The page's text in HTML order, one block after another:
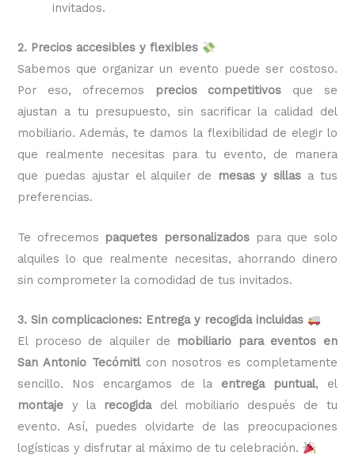
invitados.
2. Precios accesibles y flexibles
Sabemos que organizar un evento puede ser costoso.
Por eso, ofrecemos
precios competitivos que se
ajustan a tu presupuesto, sin sacrificar la calidad del
mobiliario. Además, te damos la flexibilidad de elegir lo
que realmente necesitas para tu evento, de manera
que puedas ajustar el alquiler de
mesas y sillas a tus
preferencias.
Te ofrecemos paquetes personalizados para que solo
alquiles lo que realmente necesitas, ahorrando dinero
sin comprometer la comodidad de tus invitados.
3. Sin complicaciones: Entrega y recogida incluidas
El proceso de alquiler de mobiliario para eventos en
San Antonio Tecómitlcon nosotros es completamente
sencillo. Nos encargamos de la entrega puntual, el
montaje y la recogidadel mobiliario después de tu
evento. Así, puedes olvidarte de las preocupaciones
logísticas y disfrutar al máximo de tu celebración.